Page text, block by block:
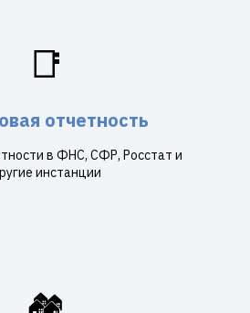
📑
отчетность
в ФНС, СФР, Росстат и
инстанции